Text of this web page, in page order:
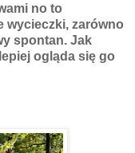
no to
wycieczki, zarówno
spontan. Jak
ogląda się go